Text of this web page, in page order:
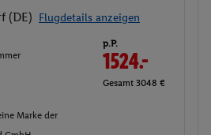
(DE) Flugdetails anzeigen
p.P.
1524.-
Gesamt 3048 €
Marke der